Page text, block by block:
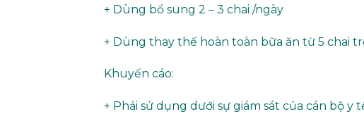
+ Dùng bổ sung 2 – 3 chai /ngày
+ Dùng thay thế hoàn toàn bữa ăn từ 5 chai
Khuyến cáo:
+ Phải sử dụng dưới sự giám sát của cán bộ y